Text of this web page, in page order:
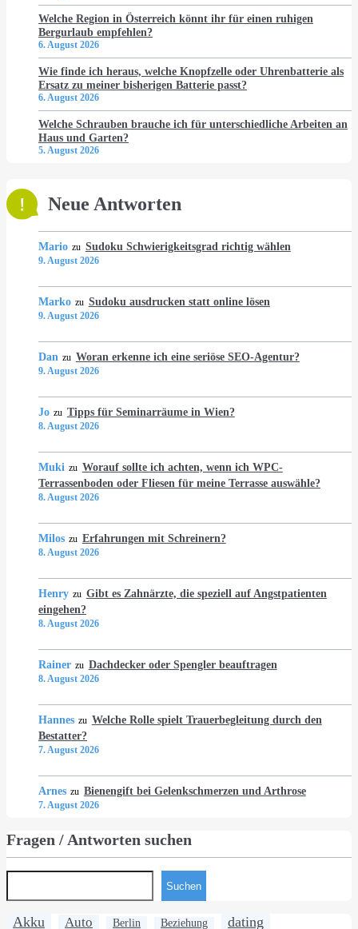
Welche Region in Österreich könnt ihr für einen ruhigen
Bergurlaub empfehlen?
6. August 2026
Wie finde ich heraus, welche Knopfzelle oder Uhrenbatterie als
Ersatz zu meiner bisherigen Batterie passt?
6. August 2026
Welche Schrauben brauche ich für unterschiedliche Arbeiten an
Haus und Garten?
5. August 2026
Neue Antworten
Mario zu Sudoku Schwierigkeitsgrad richtig wählen
9. August 2026
Marko zu Sudoku ausdrucken statt online lösen
9. August 2026
Dan zu Woran erkenne ich eine seriöse SEO-Agentur?
9. August 2026
Jo zu Tipps für Seminarräume in Wien?
8. August 2026
Muki zu Worauf sollte ich achten, wenn ich WPC-
Terrassenboden oder Fliesen für meine Terrasse auswähle?
8. August 2026
Milos zu Erfahrungen mit Schreinern?
8. August 2026
Henry zu Gibt es Zahnärzte, die speziell auf Angstpatienten
eingehen?
8. August 2026
Rainer zu Dachdecker oder Spengler beauftragen
8. August 2026
Hannes zu Welche Rolle spielt Trauerbegleitung durch den
Bestatter?
7. August 2026
Arnes zu Bienengift bei Gelenkschmerzen und Arthrose
7. August 2026
Fragen / Antworten suchen
Suchen
Akku Auto Berlin Beziehung dating